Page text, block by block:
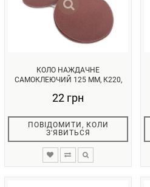
КОЛО НАЖДАЧНЕ
САМОКЛЕЮЧИЙ 125 ММ, К220,
22 грн
ПОВІДОМИТИ, КОЛИ
З'ЯВИТЬСЯ